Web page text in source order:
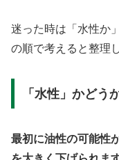
迷った時は「水性か
の順で考えると整理
「水性」かどう
最初に油性の可能性